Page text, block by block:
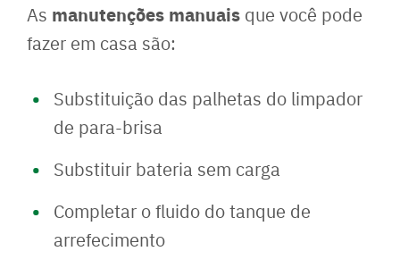
As manutenções manuais que você pode
fazer em casa são:
Substituição das palhetas do limpador
de para-brisa
Substituir bateria sem carga
Completar o fluido do tanque de
arrefecimento